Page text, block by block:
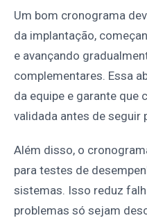
Um bom cronograma
da implantação,
e avançando
complementares. Essa
da equipe e garante que
validada antes de seguir
Além disso, o
para testes de
sistemas. Isso reduz
problemas só sejam